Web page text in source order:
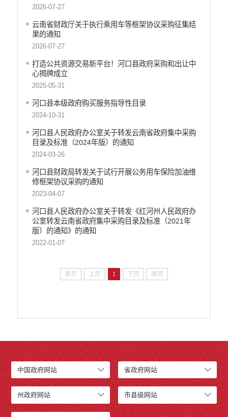
公共文化服务
食品药品监管
产品质量
社会救助
涉农补贴
应急预案
安全生产
2026-07-27
云南省财政厅关于执行乘用车等框架协议采购征集结
果的通知
2026-07-27
打造公共资源交易新平台！河口县政府采购和出让中
心揭牌成立
2025-05-31
河口县本级政府购买服务指导性目录
2024-10-31
河口县人民政府办公室关于转发云南省政府集中采购
目录及标准（2024年版）的通知
2024-03-26
河口县财政局转发关于试行开展公务用车保险加油维
修框架协议采购的通知
2023-04-07
河口县人民政府办公室关于转发《红河州人民政府办
公室转发云南省政府集中采购目录及标准（2021年
版）的通知》的通知
2022-01-07
首页 上页 1 下页 尾页
中国政府网站 省政府网站
州政府网站 市县级网站